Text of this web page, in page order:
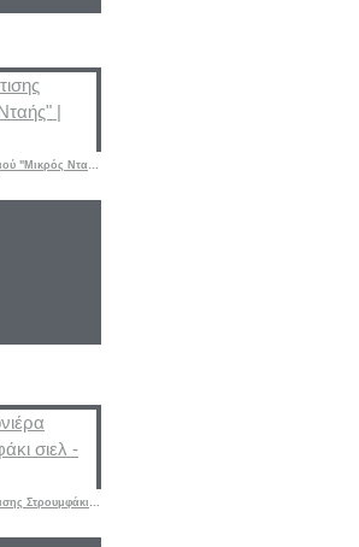
Ευχολόγιο Βάπτισης Αγοριού "Μικρός Νταής" | Χειροποίητο
Ξύλινη μπομπονιέρα βάπτισης Στρουμφάκι σιελ - κίτρινο